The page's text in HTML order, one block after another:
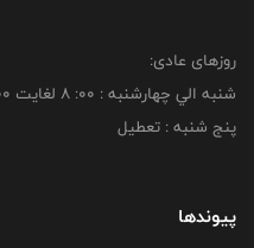
روزهای عادی:
شنبه الي چهارشنبه : 00: 8 لغايت 16:00
پنج شنبه : تعطیل
پیوندها